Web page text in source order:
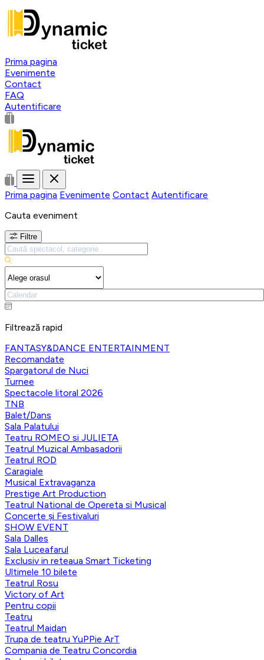
Prima pagina
Evenimente
Contact
FAQ
Autentificare
Prima pagina Evenimente Contact Autentificare
Cauta eveniment
Filtre
Filtrează rapid
FANTASY&DANCE ENTERTAINMENT
Recomandate
Spargatorul de Nuci
Turnee
Spectacole litoral 2026
TNB
Balet/Dans
Sala Palatului
Teatru ROMEO si JULIETA
Teatrul Muzical Ambasadorii
Teatrul ROD
Caragiale
Musical Extravaganza
Prestige Art Production
Teatrul National de Opereta si Musical
Concerte și Festivaluri
SHOW EVENT
Sala Dalles
Sala Luceafarul
Exclusiv in reteaua Smart Ticketing
Ultimele 10 bilete
Teatrul Rosu
Victory of Art
Pentru copii
Teatru
Teatrul Maidan
Trupa de teatru YuPPie ArT
Compania de Teatru Concordia